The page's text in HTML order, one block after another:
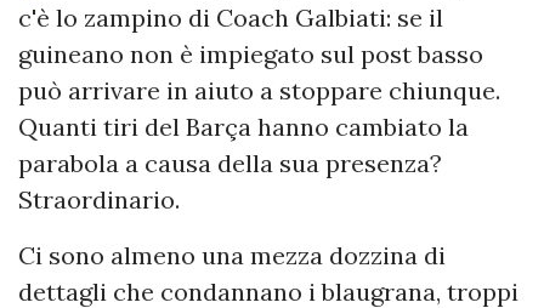
c'è lo zampino di Coach Galbiati: se il
guineano non è impiegato sul post basso
può arrivare in aiuto a stoppare chiunque.
Quanti tiri del Barça hanno cambiato la
parabola a causa della sua presenza?
Straordinario.
Ci sono almeno una mezza dozzina di
dettagli che condannano i blaugrana, troppi